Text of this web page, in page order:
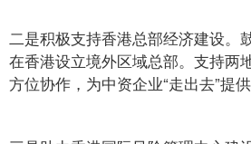
二是积极支持香港总部经济建设。
在香港设立境外区域总部。支持两
方位协作，为中资企业“走出去”提